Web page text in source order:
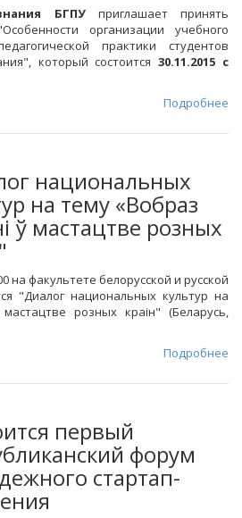
БГПУприглашает принять
организации учебного
практики студентов
который состоится 30.11.2015 с
Подробнее
национальных
на тему «Вобраз
ў мастацтве розных
на факультете белорусской и русской
"Диалог национальных культур на
розных краін" (Беларусь,
Подробнее
первый
форум
стартап-